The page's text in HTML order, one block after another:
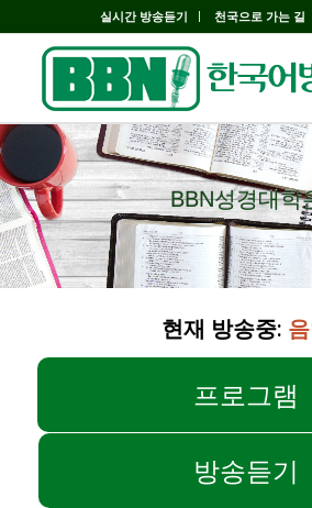
실시간 방송듣기 천국으로 가는 길
BBN성경대학
BBN성경대학
현재 방송중:
프로그램
방송듣기